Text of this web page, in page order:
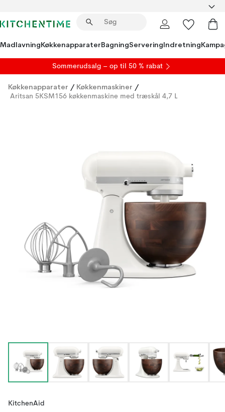
MadlavningKøkkenapparaterBagningServeringIndretning
Sommerudsalg – op til 50 % rabat
Køkkenapparater / Køkkenmaskiner /
Aritsan 5KSM156 køkkenmaskine med træskål 4,7 L
KitchenAid